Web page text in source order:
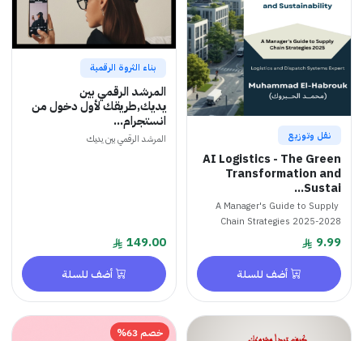
AI Logistics - The
Transformation
A Manager's Guide to
Chain Strategies
أضف للسلة
بناء الثروة الرقمية
المرشد الرقمي بين
يديك,طريقك لأول دخول من
انستجرام...
المرشد الرقمي بين يديك
أضف للسلة
خصم 63%